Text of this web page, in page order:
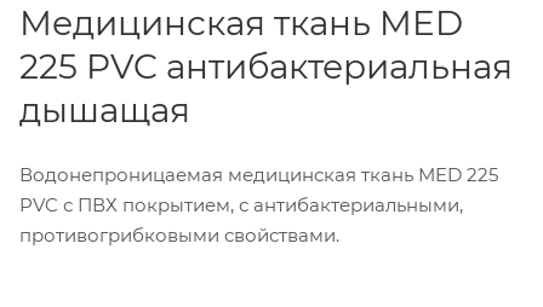
Медицинская ткань MED
225 PVC антибактериальная
дышащая
Водонепроницаемая медицинская ткань MED 225
PVC с ПВХ покрытием, с антибактериальными,
противогрибковыми свойствами.